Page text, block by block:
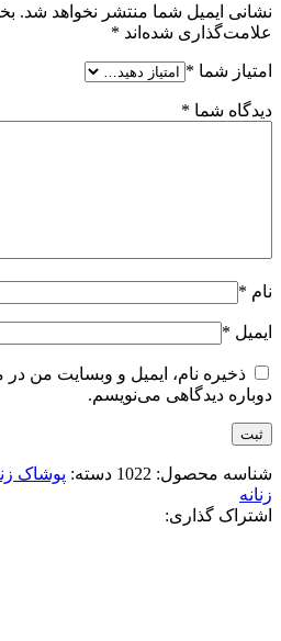
نشانی ایمیل شما منتشر نخواهد شد.
علامت‌گذاری شده‌اند *
امتیاز شما *
دیدگاه شما *
نام *
ایمیل *
ذخیره نام، ایمیل و وبسایت من
دوباره دیدگاهی می‌نویسم.
شناسه محصول: 1022 دسته: پوشاک
زنانه
اشتراک گذاری: